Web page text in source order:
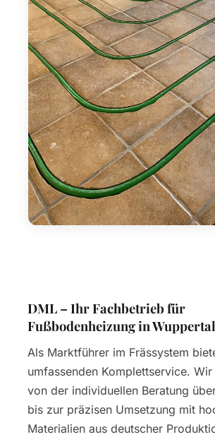
DML – Ihr Fachbetrieb für
Fußbodenheizung in Wuppertal
Als Marktführer im Frässystem
umfassenden Komplettservice.
von der individuellen Beratung
bis zur präzisen Umsetzung mit
Materialien aus deutscher